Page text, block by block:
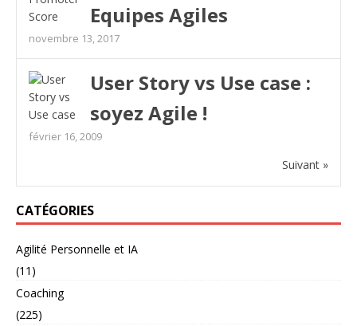
Equipes Agiles
novembre 13, 2017
User Story vs Use case :
soyez Agile !
février 16, 2009
Suivant »
CATÉGORIES
Agilité Personnelle et IA
(11)
Coaching
(225)